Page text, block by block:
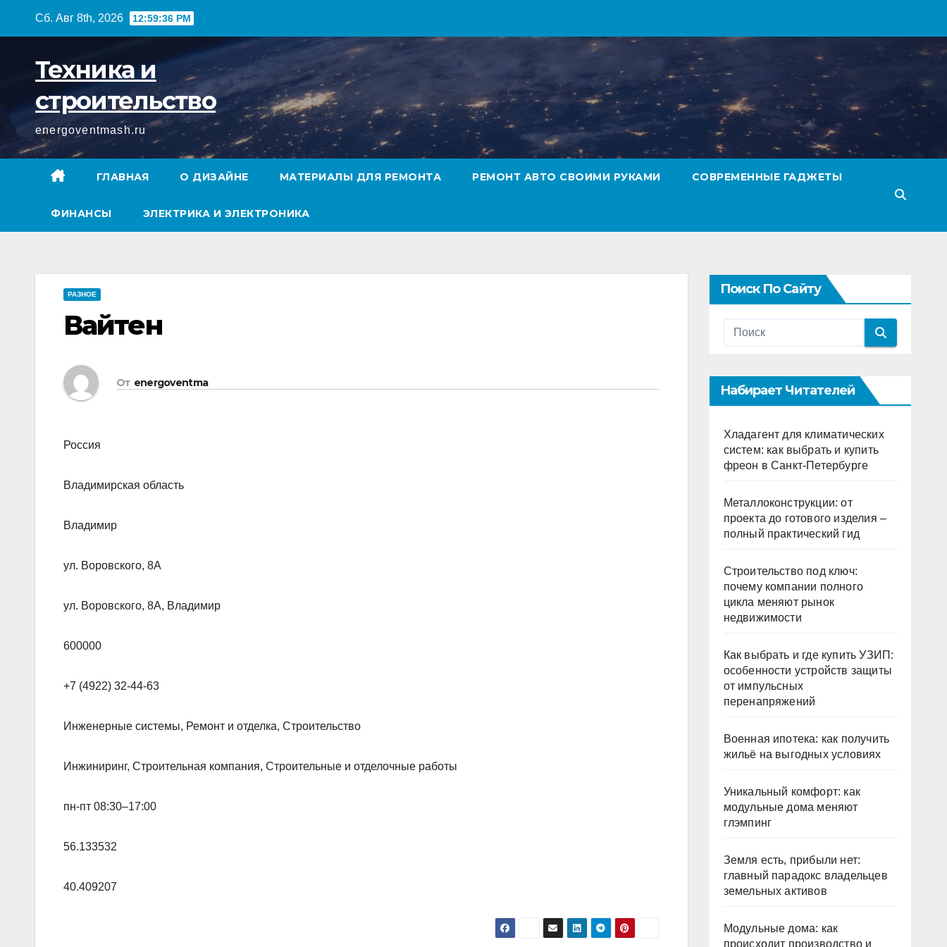
Сб. Авг 8th, 2026 12:59:37 PM
Техника и
строительство
energoventmash.ru
ГЛАВНАЯ О ДИЗАЙНЕ МАТЕРИАЛЫ ДЛЯ РЕМОНТА РЕМОНТ АВТО СВОИМИ РУКАМИ СОВРЕМЕННЫЕ ГАДЖЕТЫ
ФИНАНСЫ ЭЛЕКТРИКА И ЭЛЕКТРОНИКА
РАЗНОЕ
Вайтен
От energoventma
Россия
Владимирская область
Владимир
ул. Воровского, 8А
ул. Воровского, 8А, Владимир
600000
+7 (4922) 32-44-63
Инженерные системы, Ремонт и отделка, Строительство
Инжиниринг, Строительная компания, Строительные и отделочные работы
пн-пт 08:30–17:00
56.133532
40.409207
Поиск По Сайту
Набирает Читателей
Хладагент для климатических
систем: как выбрать и купить
фреон в Санкт-Петербурге
Металлоконструкции: от
проекта до готового изделия –
полный практический гид
Строительство под ключ:
почему компании полного
цикла меняют рынок
недвижимости
Как выбрать и где купить УЗИП:
особенности устройств защиты
от импульсных
перенапряжений
Военная ипотека: как получить
жильё на выгодных условиях
Уникальный комфорт: как
модульные дома меняют
глэмпинг
Земля есть, прибыли нет:
главный парадокс владельцев
земельных активов
Модульные дома: как
происходит производство и